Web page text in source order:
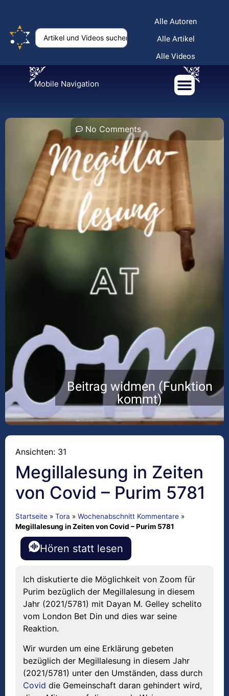
Alle Autoren
Alle Artikel
Alle Videos
Mobile Navigation
No Comments
Beitrag widmen (Funktion
kommt)
Ansichten: 31
Megillalesung in Zeiten
von Covid – Purim 5781
Startseite » Tora » Wochenabschnitt Kommentare »
Megillalesung in Zeiten von Covid – Purim 5781
Hören statt lesen
Ich diskutierte die Möglichkeit von Zoom für
Purim bezüglich der Megillalesung in diesem
Jahr (2021/5781) mit Dayan M. Gelley schelito
vom London Bet Din und dies war seine
Reaktion.
Wir wurden um eine Erklärung gebeten
bezüglich der Megillalesung in diesem Jahr
(2021/5781) unter den Umständen, dass durch
Covid die Gemeinschaft daran gehindert wird,